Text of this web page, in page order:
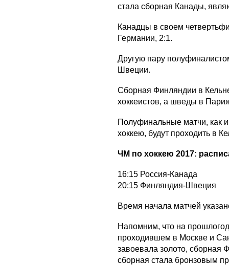
стала сборная Канады,
Канадцы в своем
Германии, 2:1.
Другую пару
Швеции.
Сборная Финляндии в
хоккеистов, а шведы в
Полуфинальные матчи, как
хоккею, будут проходить в
ЧМ по хоккею 2017:
16:15 Россия-Канада
20:15 Финляндия-Швеция
Время начала матчей
Напомним, что на
проходившем в Москве и
завоевала золото, сборная
сборная стала бронзовым